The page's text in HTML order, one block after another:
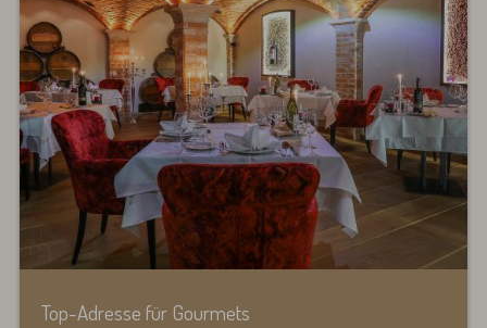
Top-Adresse für Gourmets